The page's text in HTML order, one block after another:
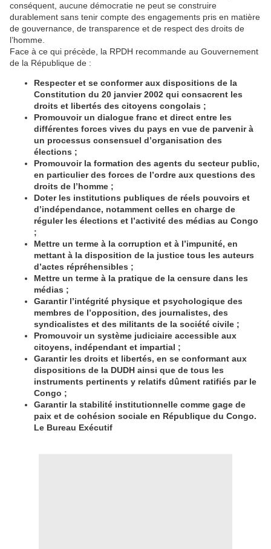
conséquent, aucune démocratie ne peut se construire
durablement sans tenir compte des engagements pris en matière
de gouvernance, de transparence et de respect des droits de
l’homme.
Face à ce qui précède, la RPDH recommande au Gouvernement
de la République de :
Respecter et se conformer aux dispositions de la
Constitution du 20 janvier 2002 qui consacrent les
droits et libertés des citoyens congolais ;
Promouvoir un dialogue franc et direct entre les
différentes forces vives du pays en vue de parvenir à
un processus consensuel d’organisation des
élections ;
Promouvoir la formation des agents du secteur public,
en particulier des forces de l’ordre aux questions des
droits de l’homme ;
Doter les institutions publiques de réels pouvoirs et
d’indépendance, notamment celles en charge de
réguler les élections et l’activité des médias au Congo
;
Mettre un terme à la corruption et à l’impunité, en
mettant à la disposition de la justice tous les auteurs
d’actes répréhensibles ;
Mettre un terme à la pratique de la censure dans les
médias ;
Garantir l’intégrité physique et psychologique des
membres de l’opposition, des journalistes, des
syndicalistes et des militants de la société civile ;
Promouvoir un système judiciaire accessible aux
citoyens, indépendant et impartial ;
Garantir les droits et libertés, en se conformant aux
dispositions de la DUDH ainsi que de tous les
instruments pertinents y relatifs dûment ratifiés par le
Congo ;
Garantir la stabilité institutionnelle comme gage de
paix et de cohésion sociale en République du Congo.
Le Bureau Exécutif